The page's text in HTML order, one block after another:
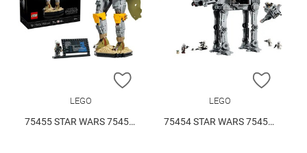
ZUR WUNSCHLISTE HINZUFÜGEN
LEGO
75455 STAR WARS 75455 V29
ZUR
LEGO
75454 STAR WARS 75454 V29